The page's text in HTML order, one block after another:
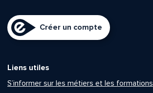
Créer un compte
Liens utiles
S’informer sur les métiers et les formations